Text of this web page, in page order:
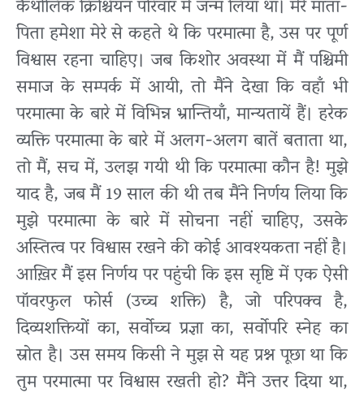
कैथोलिक क्रिश्चियन परिवार में जन्म लिया था। मेरे माता-
पिता हमेशा मेरे से कहते थे कि परमात्मा है, उस पर पूर्ण
विश्वास रहना चाहिए। जब किशोर अवस्था में मैं पश्चिमी
समाज के सम्पर्क में आयी, तो मैंने देखा कि वहाँ भी
परमात्मा के बारे में विभिन्न भ्रान्तियाँ, मान्यतायें हैं। हरेक
व्यक्ति परमात्मा के बारे में अलग-अलग बातें बताता था,
तो मैं, सच में, उलझ गयी थी कि परमात्मा कौन है! मुझे
याद है, जब मैं 19 साल की थी तब मैंने निर्णय लिया कि
मुझे परमात्मा के बारे में सोचना नहीं चाहिए, उसके
अस्तित्व पर विश्वास रखने की कोई आवश्यकता नहीं है।
आख़िर मैं इस निर्णय पर पहुंची कि इस सृष्टि में एक ऐसी
पॉवरफुल फोर्स (उच्च शक्ति) है, जो परिपक्व है,
दिव्यशक्तियों का, सर्वोच्च प्रज्ञा का, सर्वोपरि स्नेह का
स्रोत है। उस समय किसी ने मुझ से यह प्रश्न पूछा था कि
तुम परमात्मा पर विश्वास रखती हो? मैंने उत्तर दिया था,